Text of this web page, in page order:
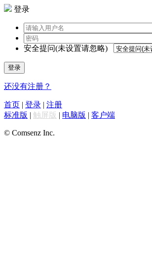
登录
安全提问(未设置请忽略)
登录
还没有注册？
首页 | 登录 | 注册
标准版 | 触屏版 | 电脑版 | 客户端
© Comsenz Inc.